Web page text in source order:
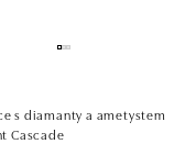
s diamanty a ametystem
Cascade